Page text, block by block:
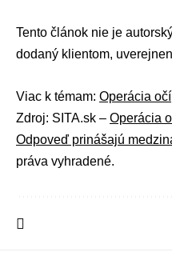
Tento článok nie je
dodaný klientom,
Viac k témam: Operácia očí
Zdroj: SITA.sk – Operácia
Odpoveď prinášajú
práva vyhradené.